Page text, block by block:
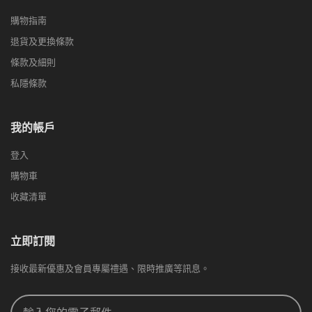
購物指南
退貨及更換條款
條款及細則
私隱條款
我的帳戶
登入
購物車
收藏清單
立即訂閱
接收最新優惠及會員專屬禮遇、限時推廣等訊息。